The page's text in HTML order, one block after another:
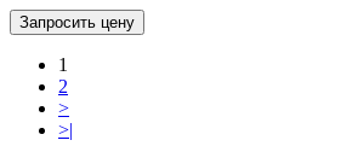
Запросить цену
1
2
>
>|